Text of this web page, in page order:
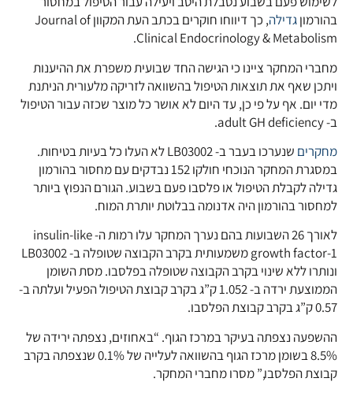
בהורמוןגדילה
, כך דיווחו חוקרים בכתב העת המקוון Journal of
Clinical Endocrinology & Metabolism.
מחברי המחקר ציינו כי הגישה החד שבועית משפרת את ההיענות
ויתכן שאף את תוצאות הטיפול בהשוואה לזריקה מלעורית הניתנת
מדי יום. אף על פי כן, עד היום לא אושר כל מוצר שכזה עבור הטיפול
ב- adult GH deficiency.
מחקרים
שנערכו בעבר ב- LB03002 לא העלו כל בעיות בטיחות.
במסגרת המחקר הנוכחי חולקו 152 נבדקים עם מחסור בהורמון
גדילה לקבלת הטיפול או פלסבו פעם בשבוע. הגורם הנפוץ ביותר
למחסור בהורמון היה אדנומה בבלוטת יותרת המוח.
לאורך 26 השבועות בהם נערך המחקר עלו רמות ה- insulin-like
growth factor-1 משמעותית בקרב הקבוצה שטופלה ב- LB03002
ונותרו ללא שינוי בקרב הקבוצה שטופלה בפלסבו. מסת השומן
הממוצעת ירדה ב- 1.052 ק”ג בקרב קבוצת הטיפול הפעיל ועלתה ב-
0.57 ק”ג בקרב קבוצת הפלסבו.
ההשפעה נצפתה בעיקר במרכז הגוף. “באחוזים, נצפתה ירידה של
8.5% בשומן מרכז הגוף בהשוואה לעלייה של 0.1% שנצפתה בקרב
קבוצת הפלסבו,” מסרו מחברי המחקר.